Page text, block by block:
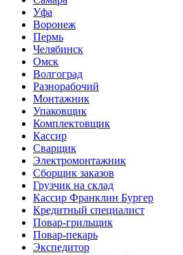
Уфа
Воронеж
Пермь
Челябинск
Омск
Волгоград
Разнорабочий
Монтажник
Упаковщик
Комплектовщик
Кассир
Сварщик
Электромонтажник
Сборщик заказов
Грузчик на склад
Кассир Франклин Бургер
Кредитный специалист
Повар-грильщик
Повар-пекарь
Экспедитор